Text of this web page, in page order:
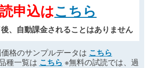
申込はこちら
、自動課金されることはありません
格のサンプルデータは こちら
種一覧は こちら ※無料の試読では、過